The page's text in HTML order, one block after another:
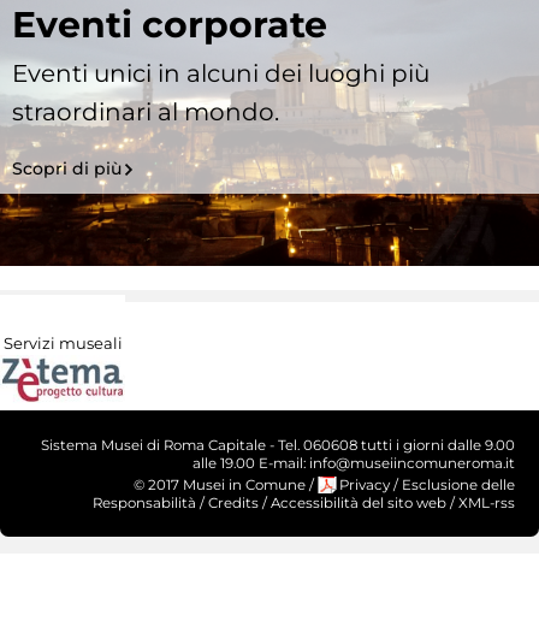
Eventi corporate
Eventi unici in alcuni dei luoghi più
straordinari al mondo.
Scopri di più
Servizi museali
Sistema Musei di Roma Capitale - Tel. 060608 tutti i giorni dalle 9.00
alle 19.00 E-mail: info@museiincomuneroma.it
© 2017 Musei in Comune / Privacy / Esclusione delle
Responsabilità /Credits /Accessibilità del sito web /XML-rss